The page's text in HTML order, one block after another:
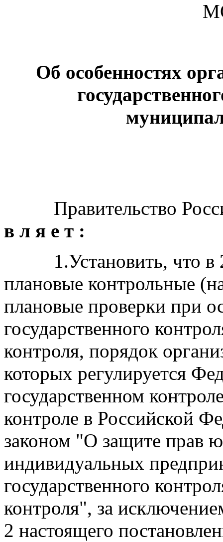
Об особенностях
Правительство
в л я е т :
1.Установить, что в
плановые контрольные
плановые проверки при
государственного
контроля, порядок
которых регулируется
государственном
контроле в Российской
законом "О защите прав
индивидуальных
государственного
контроля", за
2 настоящего